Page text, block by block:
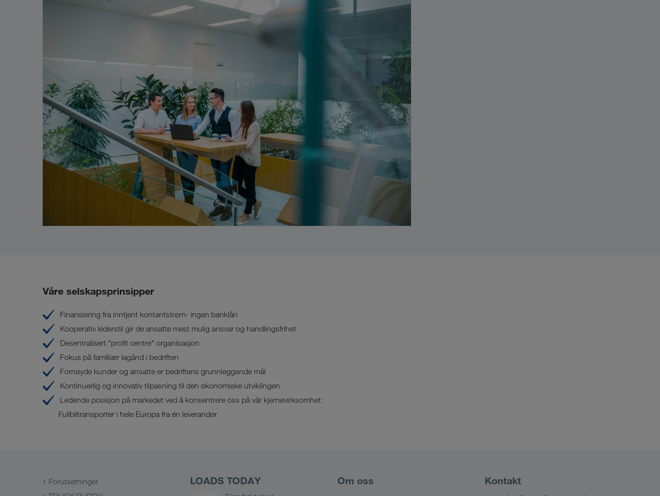
Våre selskapsprinsipper
Finansiering fra inntjent kontantstrøm- ingen banklån
Kooperativ lederstil gir de ansatte mest mulig ansvar og handlingsfrihet
Desentralisert "profit centre" organisasjon
Fokus på familiær lagånd i bedriften
Fornøyde kunder og ansatte er bedriftens grunnleggende mål
Kontinuerlig og innovativ tilpasning til den økonomiske utviklingen
Ledende posisjon på markedet ved å konsentrere oss på vår kjernevirksomhet:
Fullbiltransporter i hele Europa fra én leverandør
Forutsetninger
LOADS TODAY Om oss Kontakt